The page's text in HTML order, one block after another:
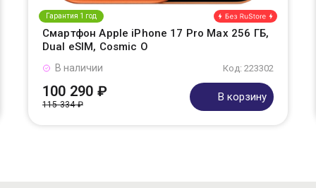
Гарантия 1 год
Смартфон Apple iPhone 17 Pro Max 256 ГБ,
Dual eSIM, Cosmic O
Код: 223302
В наличии
100 290 ₽
115 334 ₽
В корзину